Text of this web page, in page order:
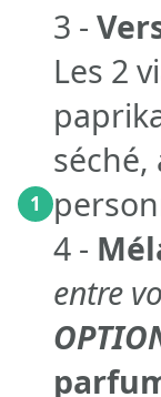
1
3 -
Les 2
4 -
entre